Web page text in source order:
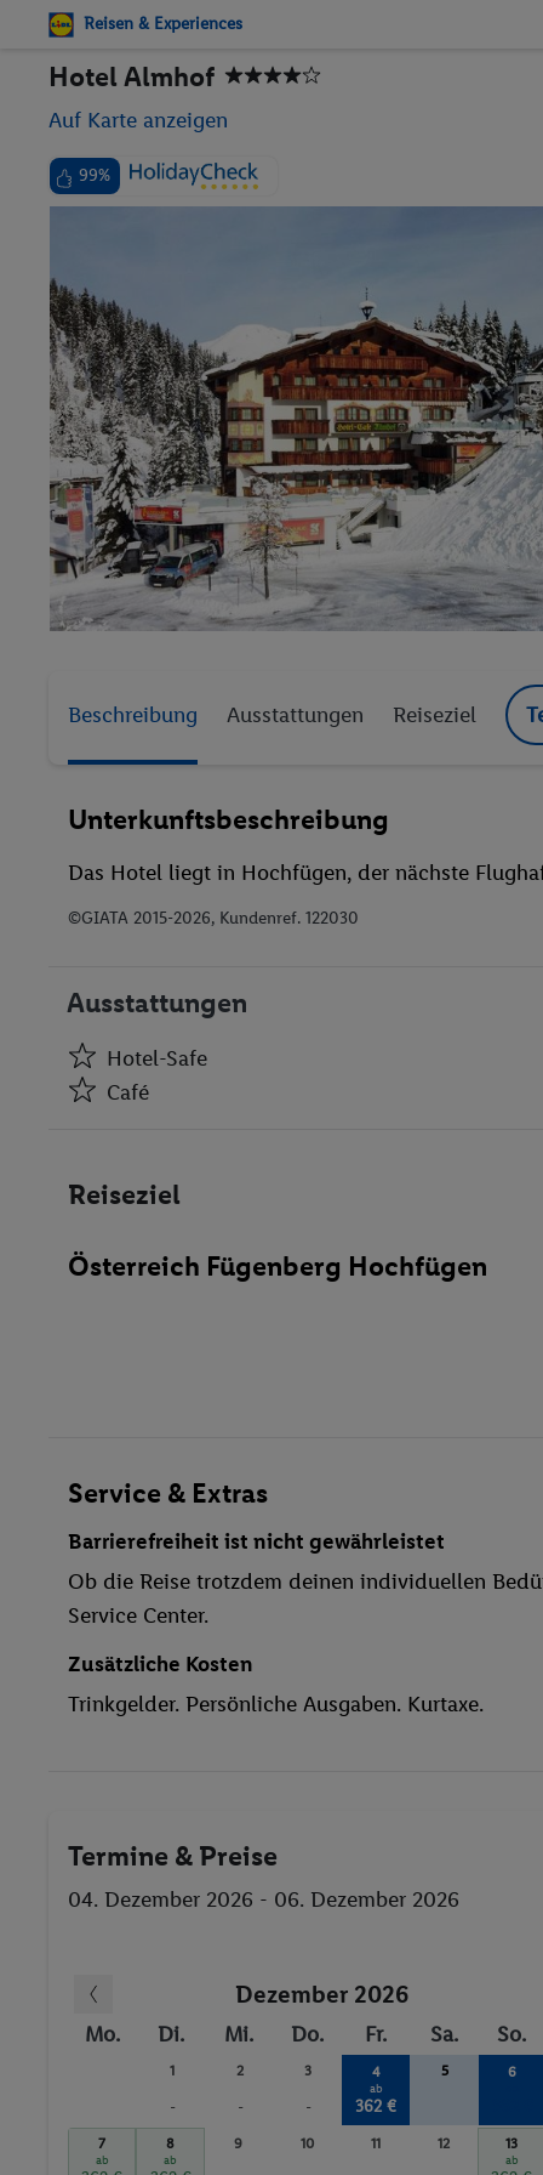
Reisen & Experiences
Hotel Almhof
Auf Karte anzeigen
99%
Beschreibung Ausstattungen Reiseziel
Unterkunftsbeschreibung
Das Hotel liegt in Hochfügen, der nächste
©GIATA 2015-2026, Kundenref. 122030
Ausstattungen
Hotel-Safe
Café
Café
Restaurant(s)
Parkplatz
Bräunungsstudio/Solarium
Reiseziel
Österreich Fügenberg Hochfügen
Service & Extras
Barrierefreiheit ist nicht gewährleistet
Ob die Reise trotzdem deinen individuellen
Service Center.
Zusätzliche Kosten
Trinkgelder. Persönliche Ausgaben. Kurtaxe.
Termine & Preise
04. Dezember 2026 - 06. Dezember 2026
Dezember 2026
Mo. Di. Mi. Do. Fr. Sa. So.
1
-
2
-
3
-
4
ab
362 €
5 6
7
ab
8
ab
9 10 11 12 13
ab